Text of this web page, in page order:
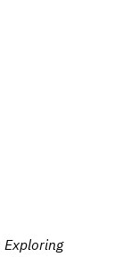
Exploring